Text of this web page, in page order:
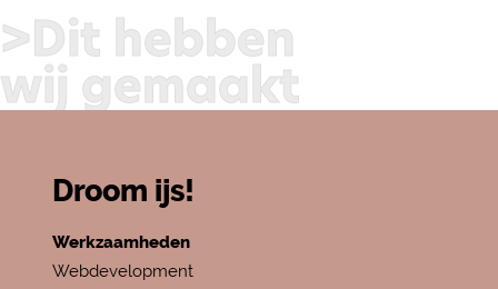
Je emailadres
>Dit hebben
wij gemaakt
Droom ijs!
Werkzaamheden
Webdevelopment